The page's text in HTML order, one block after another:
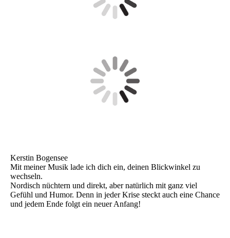
Kerstin Bogensee
Mit meiner Musik lade ich dich ein, deinen Blickwinkel zu
wechseln.
Nordisch nüchtern und direkt, aber natürlich mit ganz viel
Gefühl und Humor. Denn in jeder Krise steckt auch eine Chance
und jedem Ende folgt ein neuer Anfang!